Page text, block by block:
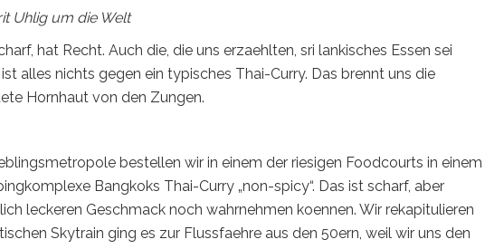
Uhlig um die Welt
hat Recht. Auch die, die uns erzaehlten, sri lankisches Essen sei
alles nichts gegen ein typisches Thai-Curry. Das brennt uns die
Hornhaut von den Zungen.
bestellen wir in einem der riesigen Foodcourts in einem
Bangkoks Thai-Curry „non-spicy“. Das ist scharf, aber
leckeren Geschmack noch wahrnehmen koennen. Wir rekapitulieren
Skytrain ging es zur Flussfaehre aus den 50ern, weil wir uns den